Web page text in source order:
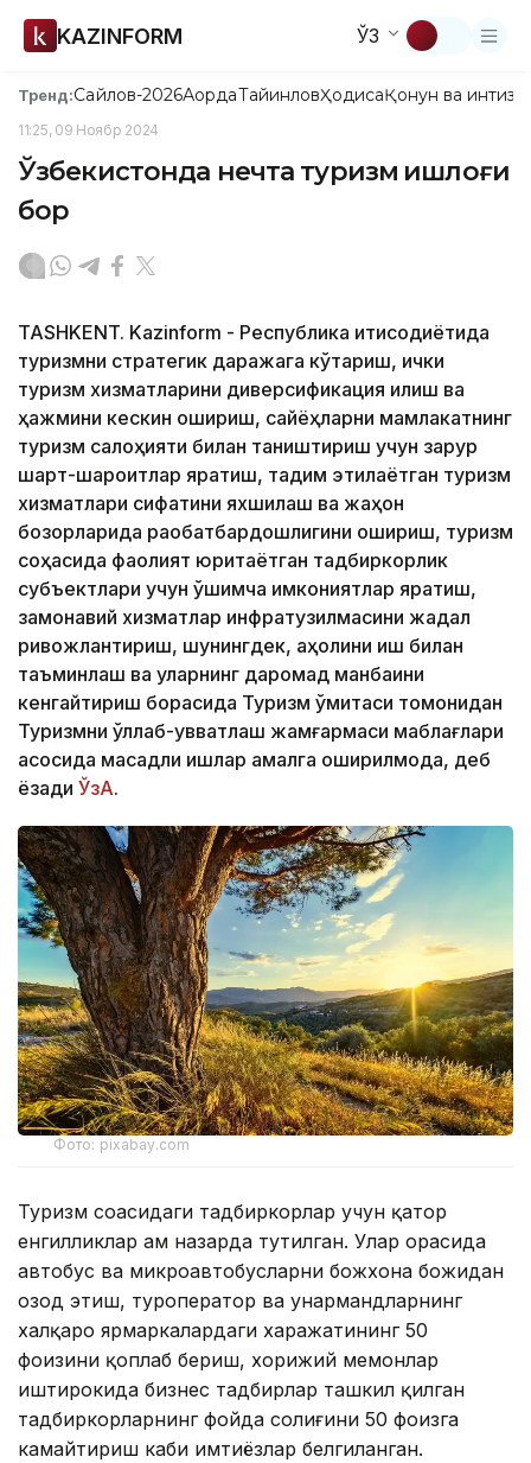
KAZINFORM ЎЗ
Тренд:Сайлов-2026АқордаТайинловҲодисаҚонун ва
11:25, 09 Ноябр 2024
Ўзбекистонда нечта туризм қишлоғи
бор
TASHKENT. Kazinform - Республика иқтисодиётида
туризмни стратегик даражага кўтариш, ички
туризм хизматларини диверсификация қилиш ва
ҳажмини кескин ошириш, сайёҳларни мамлакатнинг
туризм салоҳияти билан таништириш учун зарур
шарт-шароитлар яратиш, тақдим этилаётган туризм
хизматлари сифатини яхшилаш ва жаҳон
бозорларида рақобатбардошлигини ошириш, туризм
соҳасида фаолият юритаётган тадбиркорлик
субъектлари учун қўшимча имкониятлар яратиш,
замонавий хизматлар инфратузилмасини жадал
ривожлантириш, шунингдек, аҳолини иш билан
таъминлаш ва уларнинг даромад манбаини
кенгайтириш борасида Туризм қўмитаси томонидан
Туризмни қўллаб-қувватлаш жамғармаси маблағлари
асосида мақсадли ишлар амалга оширилмоқда, деб
ёзади ЎзА.
Фото: pixabay.com
Туризм соҳасидаги тадбиркорлар учун қатор
енгилликлар ҳам назарда тутилган. Улар орасида
автобус ва микроавтобусларни божхона божидан
озод этиш, туроператор ва ҳунармандларнинг
халқаро ярмаркалардаги харажатининг 50
фоизини қоплаб бериш, хорижий меҳмонлар
иштирокида бизнес тадбирлар ташкил қилган
тадбиркорларнинг фойда солиғини 50 фоизга
камайтириш каби имтиёзлар белгиланган.